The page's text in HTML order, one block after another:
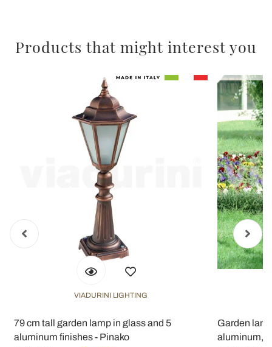
Products that might interest you
VIADURINI LIGHTING
79 cm tall garden lamp in glass and 5
aluminum finishes - Pinako
Garden
aluminum,